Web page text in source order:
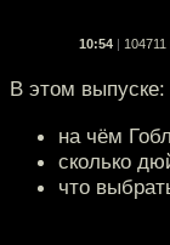
10:54
В этом выпуске:
на чём
сколько
что